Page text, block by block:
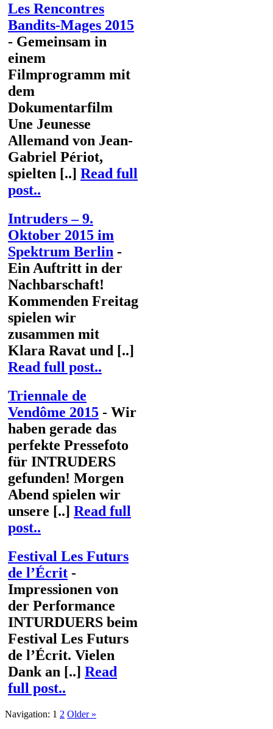
Les Rencontres
Bandits-Mages 2015
- Gemeinsam in
einem
Filmprogramm mit
dem
Dokumentarfilm
Une Jeunesse
Allemand von Jean-
Gabriel Périot,
spielten [..] Read full
post..
Intruders – 9.
Oktober 2015 im
Spektrum Berlin -
Ein Auftritt in der
Nachbarschaft!
Kommenden Freitag
spielen wir
zusammen mit
Klara Ravat und [..]
Read full post..
Triennale de
Vendôme 2015 - Wir
haben gerade das
perfekte Pressefoto
für INTRUDERS
gefunden! Morgen
Abend spielen wir
unsere [..] Read full
post..
Festival Les Futurs
de l’Écrit -
Impressionen von
der Performance
INTURDUERS beim
Festival Les Futurs
de l’Écrit. Vielen
Dank an [..] Read
full post..
Navigation: 1 2 Older »